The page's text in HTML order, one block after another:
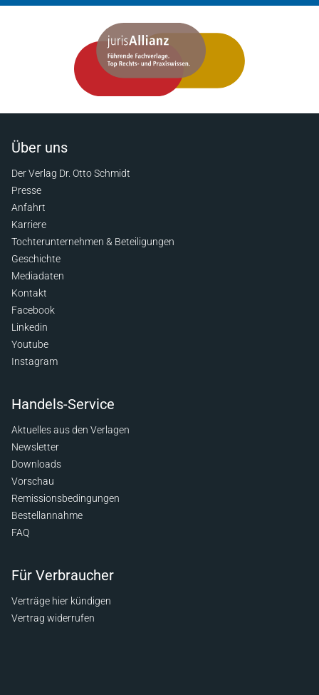
Über uns
Der Verlag Dr. Otto Schmidt
Presse
Anfahrt
Karriere
Tochterunternehmen & Beteiligungen
Geschichte
Mediadaten
Kontakt
Facebook
Linkedin
Youtube
Instagram
Handels-Service
Aktuelles aus den Verlagen
Newsletter
Downloads
Vorschau
Remissionsbedingungen
Bestellannahme
FAQ
Für Verbraucher
Verträge hier kündigen
Vertrag widerrufen